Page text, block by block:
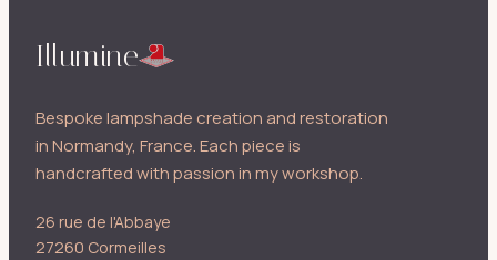
Illumine
Bespoke lampshade creation and restoration
in Normandy, France. Each piece is
handcrafted with passion in my workshop.
26 rue de l'Abbaye
27260 Cormeilles